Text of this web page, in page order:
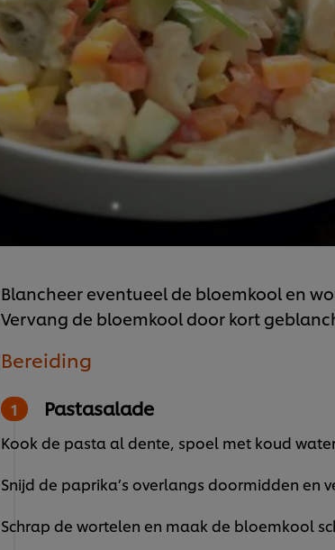
Blancheer eventueel de bloemkool en
Vervang de bloemkool door kort
Bereiding
Pastasalade
Kook de pasta al dente, spoel met koud
Snijd de paprika’s overlangs doormidden en
Schrap de wortelen en maak de bloemkool